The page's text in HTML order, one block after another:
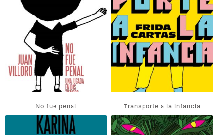
No fue penal Transporte a la infancia